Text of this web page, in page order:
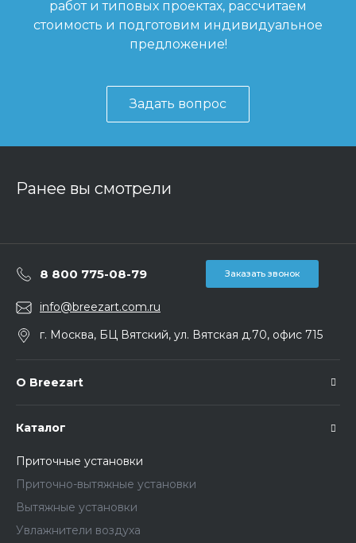
работ и типовых проектах, рассчитаем
стоимость и подготовим индивидуальное
предложение!
Задать вопрос
Ранее вы смотрели
8 800 775-08-79 Заказать звонок
info@breezart.com.ru
г. Москва, БЦ Вятский, ул. Вятская д.70, офис 715
О Breezart
Каталог
Приточные установки
Приточно-вытяжные установки
Вытяжные установки
Увлажнители воздуха